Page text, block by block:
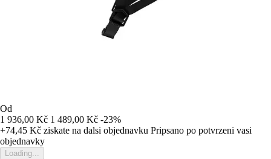
Od
1 936,00 Kč 1 489,00 Kč -23%
+74,45 Kč ziskate na dalsi objednavku Pripsano po potvrzeni vasi
objednavky
Loading...